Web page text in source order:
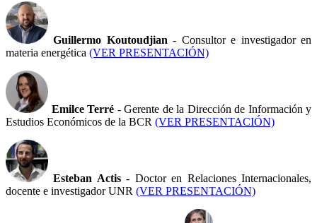
Guillermo Koutoudjian - Consultor e investigador en
materia energética (VER PRESENTACIÓN)
Emilce Terré - Gerente de la Dirección de Información y
Estudios Económicos de la BCR (VER PRESENTACIÓN)
Esteban Actis- Doctor en Relaciones Internacionales,
docente e investigador UNR (VER PRESENTACIÓN)